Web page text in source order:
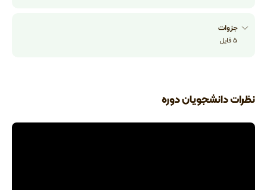
جزوات
۵فایل
نظرات دانشجویان دوره